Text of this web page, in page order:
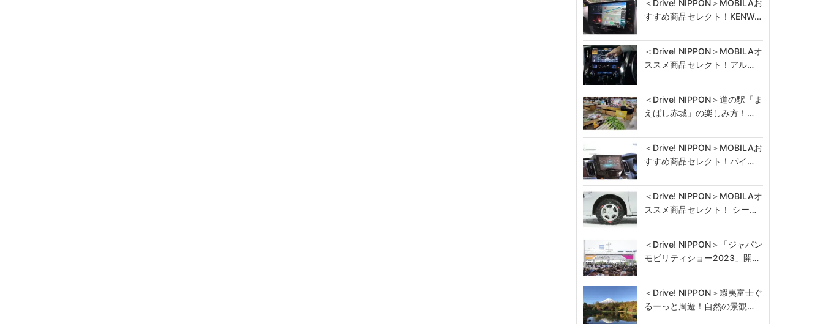
＜Drive! NIPPON＞MOBILAお
すすめ商品セレクト！KENW…
＜Drive! NIPPON＞MOBILAオ
ススメ商品セレクト！アル…
＜Drive! NIPPON＞道の駅「ま
えばし赤城」の楽しみ方！…
＜Drive! NIPPON＞MOBILAお
すすめ商品セレクト！パイ…
＜Drive! NIPPON＞MOBILAオ
ススメ商品セレクト！ シー…
＜Drive! NIPPON＞「ジャパン
モビリティショー2023」開…
＜Drive! NIPPON＞蝦夷富士ぐ
るーっと周遊！自然の景観…